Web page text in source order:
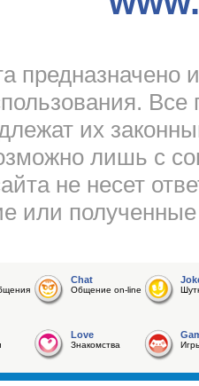
предназначено
их
лишь с
не несет
или
Chat
Общение on-line
Love
Знакомства